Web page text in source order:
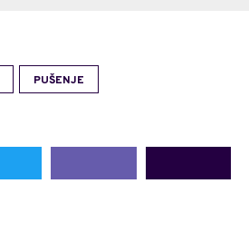
PUŠENJE